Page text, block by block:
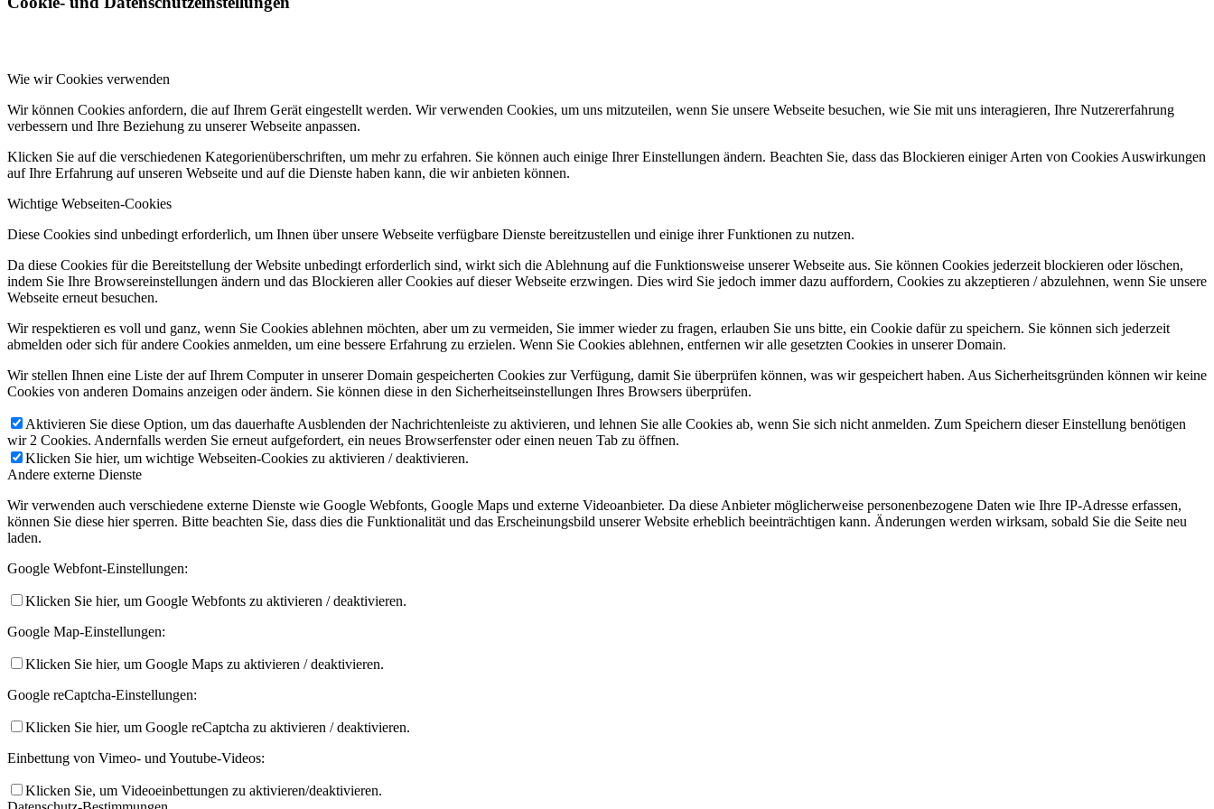
Wie wir Cookies verwenden
Wir können Cookies anfordern, die auf Ihrem Gerät eingestellt werden. Wir verwenden Cookies, um uns mitzuteilen, wenn Sie unsere Webseite besuchen, wie Sie mit uns interagieren, Ihre Nutzererfahrung
verbessern und Ihre Beziehung zu unserer Webseite anpassen.
Klicken Sie auf die verschiedenen Kategorienüberschriften, um mehr zu erfahren. Sie können auch einige Ihrer Einstellungen ändern. Beachten Sie, dass das Blockieren einiger Arten von Cookies Auswirkungen
auf Ihre Erfahrung auf unseren Webseite und auf die Dienste haben kann, die wir anbieten können.
Wichtige Webseiten-Cookies
Diese Cookies sind unbedingt erforderlich, um Ihnen über unsere Webseite verfügbare Dienste bereitzustellen und einige ihrer Funktionen zu nutzen.
Da diese Cookies für die Bereitstellung der Website unbedingt erforderlich sind, wirkt sich die Ablehnung auf die Funktionsweise unserer Webseite aus. Sie können Cookies jederzeit blockieren oder löschen,
indem Sie Ihre Browsereinstellungen ändern und das Blockieren aller Cookies auf dieser Webseite erzwingen. Dies wird Sie jedoch immer dazu auffordern, Cookies zu akzeptieren / abzulehnen, wenn Sie unsere
Webseite erneut besuchen.
Wir respektieren es voll und ganz, wenn Sie Cookies ablehnen möchten, aber um zu vermeiden, Sie immer wieder zu fragen, erlauben Sie uns bitte, ein Cookie dafür zu speichern. Sie können sich jederzeit
abmelden oder sich für andere Cookies anmelden, um eine bessere Erfahrung zu erzielen. Wenn Sie Cookies ablehnen, entfernen wir alle gesetzten Cookies in unserer Domain.
Wir stellen Ihnen eine Liste der auf Ihrem Computer in unserer Domain gespeicherten Cookies zur Verfügung, damit Sie überprüfen können, was wir gespeichert haben. Aus Sicherheitsgründen können wir keine
Cookies von anderen Domains anzeigen oder ändern. Sie können diese in den Sicherheitseinstellungen Ihres Browsers überprüfen.
Aktivieren Sie diese Option, um das dauerhafte Ausblenden der Nachrichtenleiste zu aktivieren, und lehnen Sie alle Cookies ab, wenn Sie sich nicht anmelden. Zum Speichern dieser Einstellung benötigen
wir 2 Cookies. Andernfalls werden Sie erneut aufgefordert, ein neues Browserfenster oder einen neuen Tab zu öffnen.
Klicken Sie hier, um wichtige Webseiten-Cookies zu aktivieren / deaktivieren.
Andere externe Dienste
Wir verwenden auch verschiedene externe Dienste wie Google Webfonts, Google Maps und externe Videoanbieter. Da diese Anbieter möglicherweise personenbezogene Daten wie Ihre IP-Adresse erfassen,
können Sie diese hier sperren. Bitte beachten Sie, dass dies die Funktionalität und das Erscheinungsbild unserer Website erheblich beeinträchtigen kann. Änderungen werden wirksam, sobald Sie die Seite neu
laden.
Google Webfont-Einstellungen:
Klicken Sie hier, um Google Webfonts zu aktivieren / deaktivieren.
Google Map-Einstellungen:
Klicken Sie hier, um Google Maps zu aktivieren / deaktivieren.
Google reCaptcha-Einstellungen:
Klicken Sie hier, um Google reCaptcha zu aktivieren / deaktivieren.
Einbettung von Vimeo- und Youtube-Videos:
Klicken Sie, um Videoeinbettungen zu aktivieren/deaktivieren.